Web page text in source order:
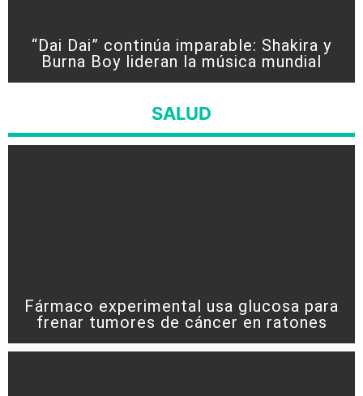
“Dai Dai” continúa imparable: Shakira y
Burna Boy lideran la música mundial
SALUD
Fármaco experimental usa glucosa para
frenar tumores de cáncer en ratones